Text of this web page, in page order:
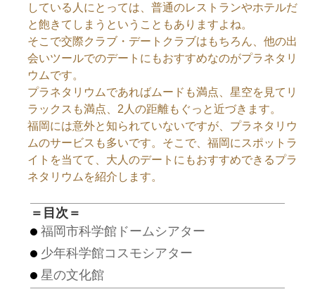
している人にとっては、普通のレストランやホテルだ
と飽きてしまうということもありますよね。
そこで交際クラブ・デートクラブはもちろん、他の出
会いツールでのデートにもおすすめなのがプラネタリ
ウムです。
プラネタリウムであればムードも満点、星空を見てリ
ラックスも満点、2人の距離もぐっと近づきます。
福岡には意外と知られていないですが、プラネタリウ
ムのサービスも多いです。そこで、福岡にスポットラ
イトを当てて、大人のデートにもおすすめできるプラ
ネタリウムを紹介します。
＝目次＝
福岡市科学館ドームシアター
少年科学館コスモシアター
星の文化館